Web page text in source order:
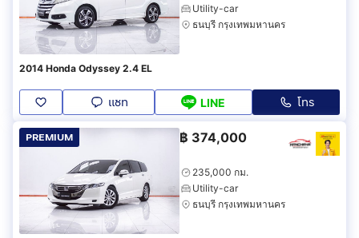
Utility-car
ธนบุรี กรุงเทพมหานคร
2014 Honda Odyssey 2.4 EL
แชท LINE โทร
PREMIUM ฿ 374,000
235,000 กม.
Utility-car
ธนบุรี กรุงเทพมหานคร